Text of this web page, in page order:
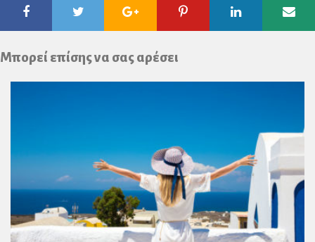
FacebookTwitter Google
Plus
Pinterest Linkedin
Μπορεί επίσης να σας αρέσει